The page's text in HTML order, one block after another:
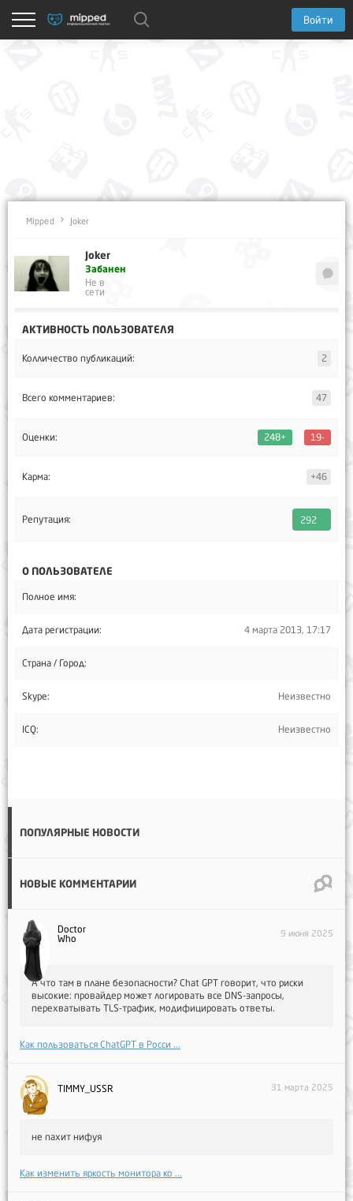
Войти
Mipped Joker
Joker
Забанен
Не в
сети
АКТИВНОСТЬ ПОЛЬЗОВАТЕЛЯ
Колличество публикаций: 2
Всего комментариев: 47
Оценки: 248+ 19-
Карма: +46
Репутация: 292
О ПОЛЬЗОВАТЕЛЕ
Полное имя:
Дата регистрации: 4 марта 2013, 17:17
Страна / Город:
Skype: Неизвестно
ICQ: Неизвестно
ПОПУЛЯРНЫЕ НОВОСТИ
НОВЫЕ КОММЕНТАРИИ
Doctor
Who
9 июня 2025
А что там в плане безопасности? Chat GPT говорит, что риски
высокие: провайдер может логировать все DNS-запросы,
перехватывать TLS-трафик, модифицировать ответы.
Как пользоваться ChatGPT в Росси ...
TIMMY_USSR 31 марта 2025
не пахит нифуя
Как изменить яркость монитора ко ...